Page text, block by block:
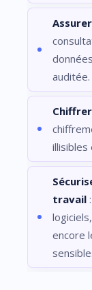
auditée.
illisibles
travail
encore